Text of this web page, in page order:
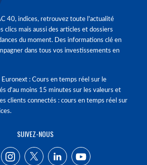
40, indices, retrouvez toute l'actualité
clics mais aussi des articles et dossiers
du moment. Des informations clé en
dans tous vos investissements en
Euronext : Cours en temps réel sur le
d'au moins 15 minutes sur les valeurs et
clients connectés : cours en temps réel sur
SUIVEZ-NOUS